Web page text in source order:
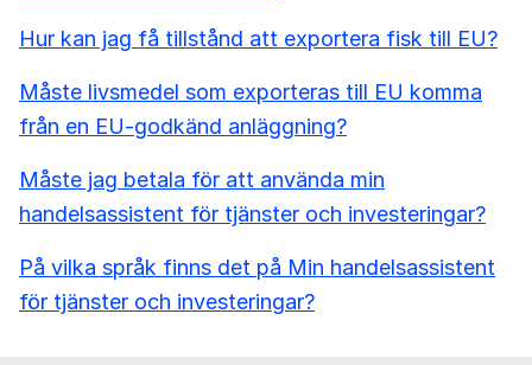
Hur kan jag få tillstånd att exportera fisk till EU?
Måste livsmedel som exporteras till EU komma
från en EU-godkänd anläggning?
Måste jag betala för att använda min
handelsassistent för tjänster och investeringar?
På vilka språk finns det på Min handelsassistent
för tjänster och investeringar?